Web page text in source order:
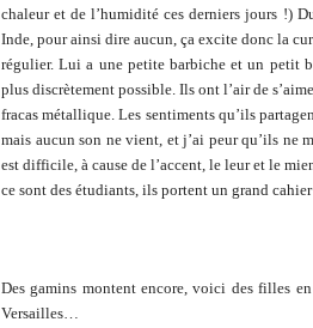
chaleur et de l’humidité ces derniers jours !)
Inde, pour ainsi dire aucun, ça excite donc la
régulier. Lui a une petite barbiche et un petit
plus discrètement possible. Ils ont l’air de
fracas métallique. Les sentiments qu’ils
mais aucun son ne vient, et j’ai peur qu’ils ne
est difficile, à cause de l’accent, le leur et le
ce sont des étudiants, ils portent un grand cahier
Des gamins montent encore, voici des filles
Versailles…